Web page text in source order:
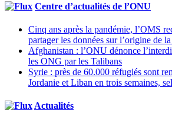
Centre d’actualités de l’ONU
Cinq ans après la pandémie, l’OMS
partager les données sur l’origine de
Afghanistan : l’ONU dénonce
les ONG par les Talibans
Syrie : près de 60.000 réfugiés sont
Jordanie et Liban en trois semaines,
Actualités